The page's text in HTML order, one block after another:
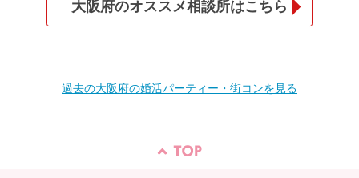
大阪府のオススメ相談所はこちら
過去の大阪府の婚活パーティー・街コンを見る